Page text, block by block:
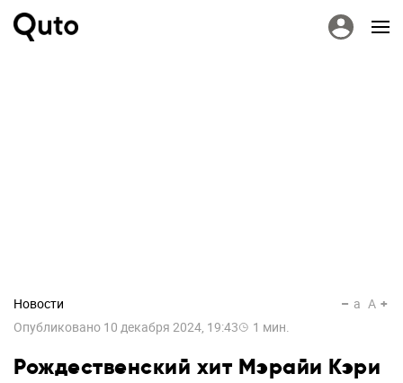
Новости
Опубликовано 10 декабря 2024, 19:43 1 мин.
a A
Рождественский хит Мэрайи Кэри